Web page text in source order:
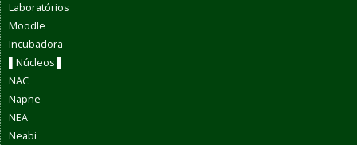
Laboratórios
Moodle
Incubadora
▌Núcleos ▌
NAC
Napne
NEA
Neabi